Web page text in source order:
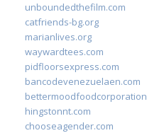
unboundedthefilm.com
catfriends-bg.org
marianlives.org
waywardtees.com
pidfloorsexpress.com
bancodevenezuelaen.com
hingstonnt.com
chooseagender.com